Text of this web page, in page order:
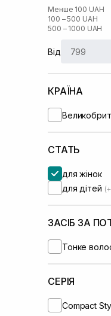
Менше 100 UAH
100 – 500 UAH
500 – 1000 UAH
Від
КРАЇНА
СТАТЬ
для жінок
для дітей
ЗАСІБ ЗА
Тонке
СЕРІЯ
Compact